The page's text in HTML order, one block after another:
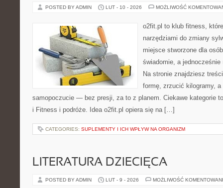
POSTED BY ADMIN LUT - 10 - 2026 MOŻLIWOŚĆ
o2fit.pl to klub fitness,
narzędziami do zmiany
miejsce stworzone dla
świadomie, a jednocześnie
Na stronie znajdziesz
formę, zrzucić kilogramy,
samopoczucie — bez presji, za to z planem. Ciekawe kategorie
i Fitness i podróże. Idea o2fit.pl opiera się na […]
CATEGORIES: SUPLEMENTY I ICH WPŁYW NA ORGANIZM
LITERATURA DZIECIĘCA
POSTED BY ADMIN LUT - 9 - 2026 MOŻLIWOŚĆ